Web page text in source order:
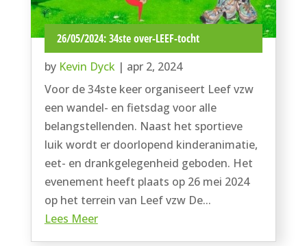
26/05/2024: 34ste over-LEEF-tocht
by Kevin Dyck| apr 2, 2024
Voor de 34ste keer organiseert Leef vzw
een wandel- en fietsdag voor alle
belangstellenden. Naast het sportieve
luik wordt er doorlopend kinderanimatie,
eet- en drankgelegenheid geboden. Het
evenement heeft plaats op 26 mei 2024
op het terrein van Leef vzw De...
Lees Meer